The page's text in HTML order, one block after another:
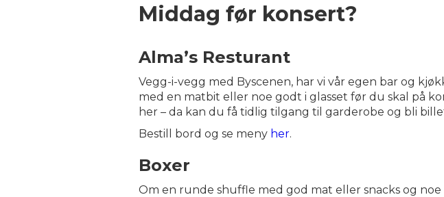
Middag før konsert?
Alma’s Resturant
Vegg-i-vegg med Byscenen, har vi vår egen bar og
med en matbit eller noe godt i glasset før du skal på
her – da kan du få tidlig tilgang til garderobe og bli
Bestill bord og se meny her.
Boxer
Om en runde shuffle med god mat eller snacks og